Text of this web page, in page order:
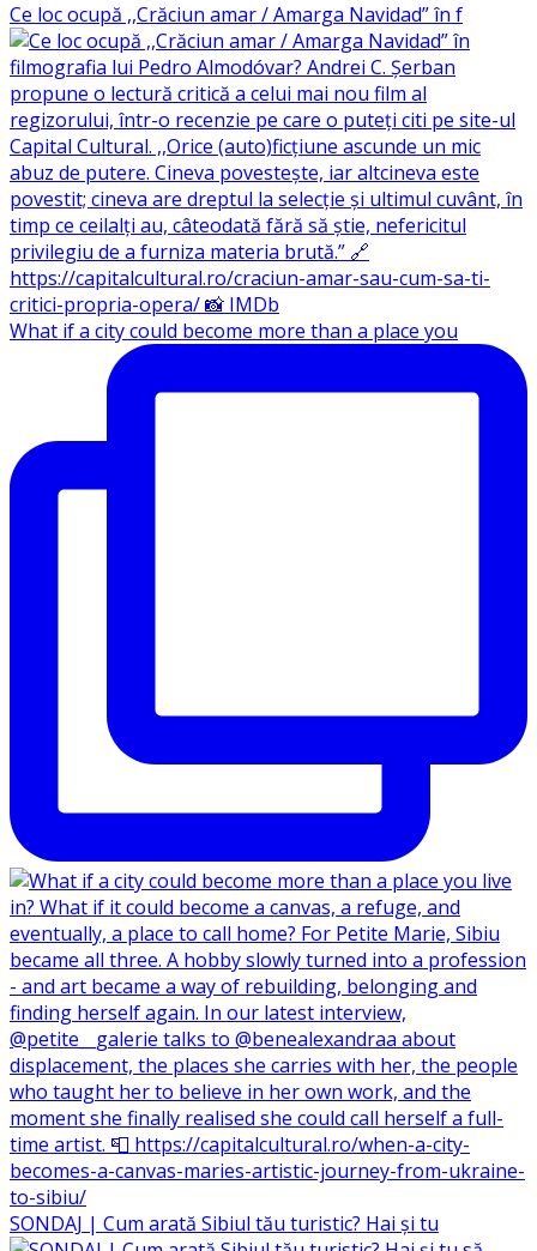
Ce loc ocupă ,,Crăciun amar / Amarga Navidad” în f
What if a city could become more than a place you
SONDAJ | Cum arată Sibiul tău turistic? Hai și tu